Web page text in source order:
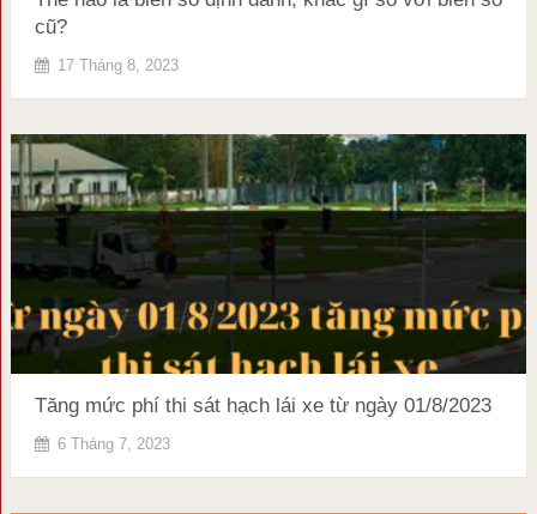
cũ?
17 Tháng 8, 2023
Tăng mức phí thi sát hạch lái xe từ ngày 01/8/2023
6 Tháng 7, 2023